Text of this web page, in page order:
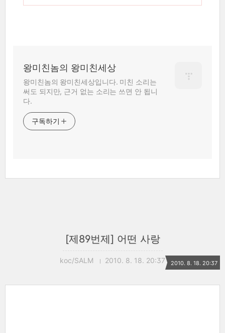
왕미친놈의 왕미친세상
왕미친놈의 왕미친세상입니다. 미친 소리는
써도 되지만, 근거 없는 소리는 쓰면 안 됩니
다.
구독하기
[제89번제] 어떤 사랑
koc/SALM 2010. 8. 18. 20:37 2010. 8. 18. 20:37